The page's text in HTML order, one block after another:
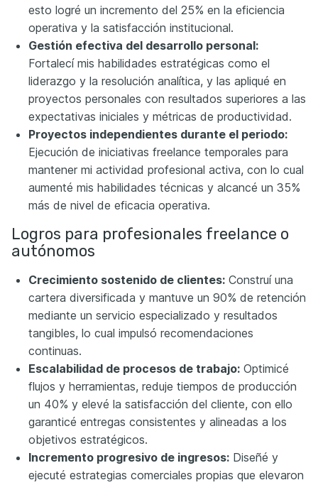
esto logré un incremento del 25% en la eficiencia
operativa y la satisfacción institucional.
Gestión efectiva del desarrollo personal:
Fortalecí mis habilidades estratégicas como el
liderazgo y la resolución analítica, y las apliqué en
proyectos personales con resultados superiores a las
expectativas iniciales y métricas de productividad.
Proyectos independientes durante el periodo:
Ejecución de iniciativas freelance temporales para
mantener mi actividad profesional activa, con lo cual
aumenté mis habilidades técnicas y alcancé un 35%
más de nivel de eficacia operativa.
Logros para profesionales freelance o
autónomos
Crecimiento sostenido de clientes: Construí una
cartera diversificada y mantuve un 90% de retención
mediante un servicio especializado y resultados
tangibles, lo cual impulsó recomendaciones
continuas.
Escalabilidad de procesos de trabajo: Optimicé
flujos y herramientas, reduje tiempos de producción
un 40% y elevé la satisfacción del cliente, con ello
garanticé entregas consistentes y alineadas a los
objetivos estratégicos.
Incremento progresivo de ingresos: Diseñé y
ejecuté estrategias comerciales propias que elevaron